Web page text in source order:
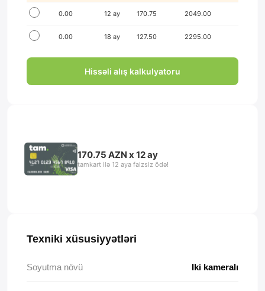
0.00 12 ay 170.75 2049.00
0.00 18 ay 127.50 2295.00
Hissəli alış kalkulyatoru
170.75 AZN x 12 ay
tamkart ilə 12 aya faizsiz ödə!
Texniki xüsusiyyətləri
Soyutma növü Iki kameralı